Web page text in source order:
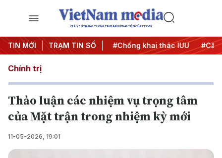
CHUYÊN TRANG THÔNG TIN ĐA PHƯƠNG TIỆN CỦA TTXVN
TIN MỚI TRẠM TIN SỐ
#Chiến dịch 500 ngày đêm #Chống khai thác IUU
Chính trị
Thảo luận các nhiệm vụ trọng tâm
của Mặt trận trong nhiệm kỳ mới
11-05-2026, 19:01